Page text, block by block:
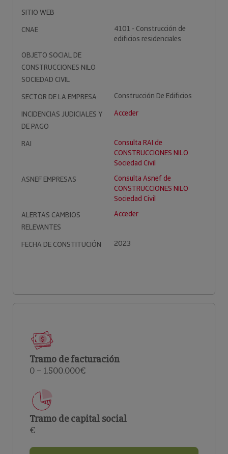
SITIO WEB
CNAE
4101 - Construcción de
edificios residenciales
OBJETO SOCIAL DE
CONSTRUCCIONES NILO
SOCIEDAD CIVIL
SECTOR DE LA EMPRESA
Construcción De Edificios
INCIDENCIAS JUDICIALES Y
DE PAGO
Acceder
RAI
Consulta RAI de
CONSTRUCCIONES NILO
Sociedad Civil
ASNEF EMPRESAS
Consulta Asnef de
CONSTRUCCIONES NILO
Sociedad Civil
ALERTAS CAMBIOS
RELEVANTES
Acceder
FECHA DE CONSTITUCIÓN 2023
Tramo de facturación
0 – 1.500.000€
Tramo de capital social
€